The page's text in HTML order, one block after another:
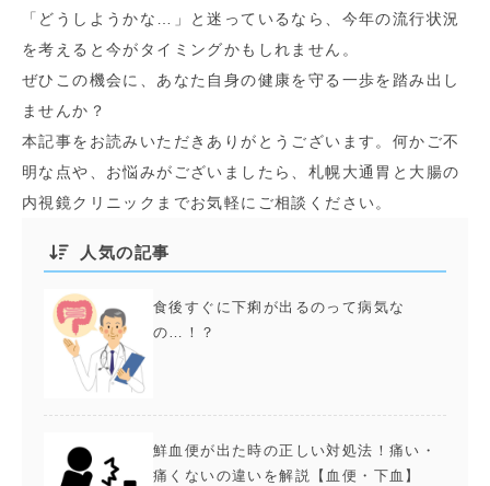
「どうしようかな…」と迷っているなら、今年の流行状況
を考えると今がタイミングかもしれません。
ぜひこの機会に、あなた自身の健康を守る一歩を踏み出し
ませんか？
本記事をお読みいただきありがとうございます。何かご不
明な点や、お悩みがございましたら、札幌大通胃と大腸の
内視鏡クリニックまでお気軽にご相談ください。
人気の記事
食後すぐに下痢が出るのって病気な
の…！？
鮮血便が出た時の正しい対処法！痛い・
痛くないの違いを解説【血便・下血】